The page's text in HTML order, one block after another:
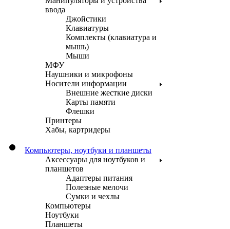
ввода
Джойстики
Клавиатуры
Комплекты (клавиатура и
мышь)
Мыши
МФУ
Наушники и микрофоны
Носители информации
Внешние жесткие диски
Карты памяти
Флешки
Принтеры
Хабы, картридеры
Компьютеры, ноутбуки и планшеты
Аксессуары для ноутбуков и
планшетов
Адаптеры питания
Полезные мелочи
Сумки и чехлы
Компьютеры
Ноутбуки
Планшеты